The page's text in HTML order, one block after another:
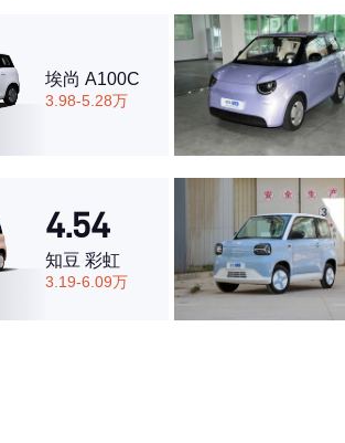
埃尚 A100C
3.98-5.28万
4.54
知豆 彩虹
3.19-6.09万